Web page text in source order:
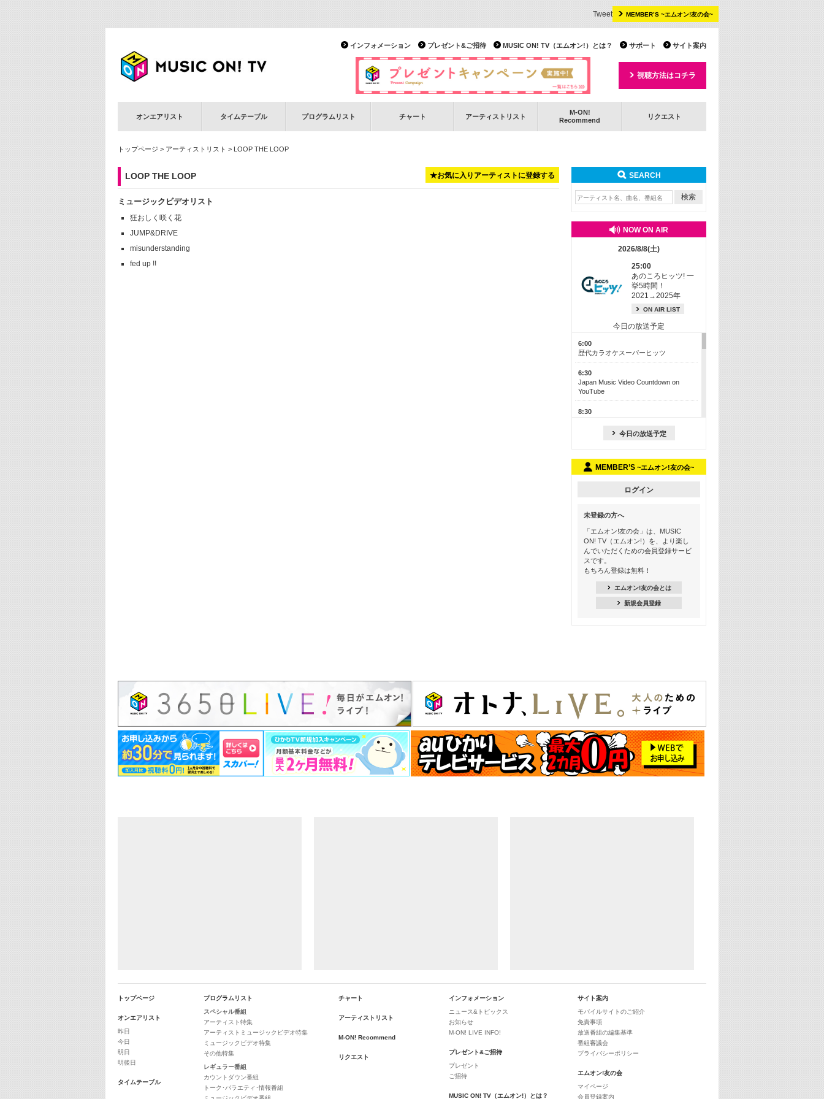
MEMBER’S ~エムオン!友の会~
Tweet
サイト案内
サポート
MUSIC ON! TV（エムオン!）とは？
プレゼント&ご招待
インフォメーション
視聴方法はコチラ
オンエアリスト タイムテーブル プログラムリスト チャート アーティストリスト
M-ON!
Recommend
リクエスト
トップページ > アーティストリスト > LOOP THE LOOP
★お気に入りアーティストに登録する
LOOP THE LOOP
ミュージックビデオリスト
狂おしく咲く花
JUMP&DRIVE
misunderstanding
fed up !!
SEARCH
NOW ON AIR
2026/8/8(土)
25:00
あのころヒッツ! 一
挙5時間！
2021→2025年
ON AIR LIST
今日の放送予定
6:00
歴代カラオケスーパーヒッツ
6:30
Japan Music Video Countdown on
YouTube
8:30
M-ON! カラオケカウントダウン 50
Official髭男dism特集
よりぬき! この夏聴きたい! サマーソン
グメドレー【歌詞入り】
21:00
季節を感じよう! シーズンソング特集
-8月編-【歌詞入り】
ージックビデオ特集
24:00
K-POP 第3世代特集
K-POP 第4世代特集
25:00
あのころヒッツ! 一挙5時間！
2021→2025年
今日の放送予定
MEMBER’S ~エムオン!友の会~
ログイン
未登録の方へ
「エムオン!友の会」は、MUSIC
ON! TV（エムオン!）を、より楽し
んでいただくための会員登録サービ
スです。
もちろん登録は無料！
エムオン!友の会とは
新規会員登録
トップページ
オンエアリスト
昨日
今日
明日
明後日
タイムテーブル
プログラムリスト
スペシャル番組
アーティスト特集
アーティストミュージックビデオ特集
ミュージックビデオ特集
その他特集
レギュラー番組
カウントダウン番組
トーク･バラエティ･情報番組
チャート
アーティストリスト
M-ON! Recommend
リクエスト
インフォメーション
ニュース&トピックス
お知らせ
M-ON! LIVE INFO!
プレゼント&ご招待
プレゼント
ご招待
MUSIC ON! TV（エムオン!）とは？
サイト案内
モバイルサイトのご紹介
免責事項
放送番組の編集基準
番組審議会
プライバシーポリシー
エムオン!友の会
マイページ
会員登録案内